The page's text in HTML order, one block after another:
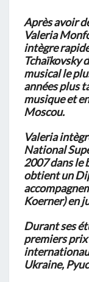
Après avoir
Valeria
intègre
Tchaïkovsky
musical le
années plus
musique et
Moscou.
Valeria
National
2007 dans le
obtient un
Koerner) en
Durant ses
premiers
Ukraine,